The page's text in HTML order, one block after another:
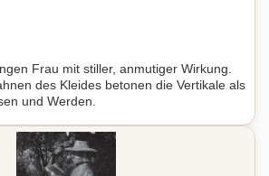
Frau mit stiller, anmutiger Wirkung.
des Kleides betonen die Vertikale als
und Werden.